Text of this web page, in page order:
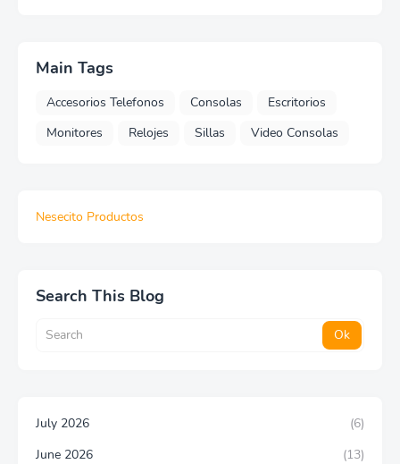
Main Tags
Accesorios Telefonos Consolas
Escritorios
Monitores
Relojes Sillas Video Consolas
Nesecito Productos
Search This Blog
July 2026
(6)
June 2026
(13)